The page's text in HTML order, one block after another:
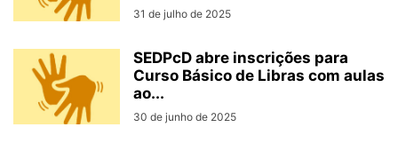
31 de julho de 2025
SEDPcD abre inscrições para
Curso Básico de Libras com aulas
ao...
30 de junho de 2025